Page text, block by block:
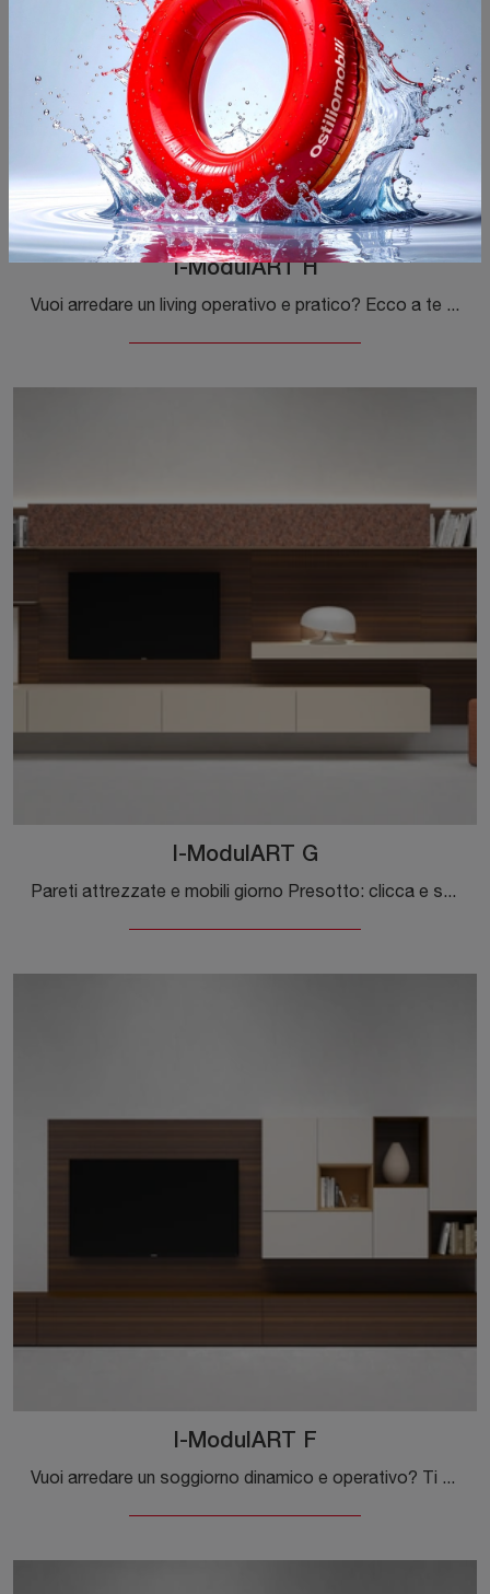
I-ModulART H
Vuoi arredare un living operativo e pratico? Ecco a te la parete attrezzata I-ModulART H Presotto dalle forme decise moderne.
I-ModulART G
Pareti attrezzate e mobili giorno Presotto: clicca e scopri il modello I-ModulART G e potrai arricchire stanze moderne di ogni genere.
I-ModulART F
Vuoi arredare un soggiorno dinamico e operativo? Ti presentiamo la parete attrezzata I-ModulART F Presotto dalle forme decise moderne.